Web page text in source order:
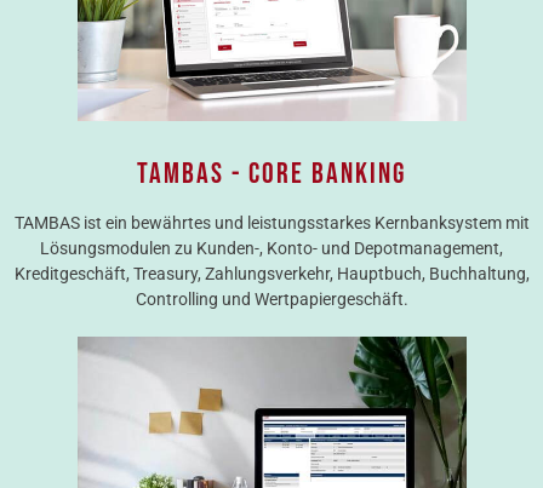
Tambas - CORE banking
TAMBAS ist ein bewährtes und leistungsstarkes Kernbanksystem mit
Lösungsmodulen zu Kunden-, Konto- und Depotmanagement,
Kreditgeschäft, Treasury, Zahlungsverkehr, Hauptbuch, Buchhaltung,
Controlling und Wertpapiergeschäft.